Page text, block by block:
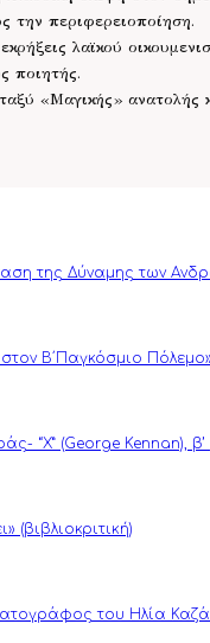
περιφερειοποίηση.
λαϊκού
ποιητής.
«Μαγικής» ανατολής
της Δύναμης των
Β΄Παγκόσμιο Πόλεμο»
“Χ” (George Kennan),
του Ηλία